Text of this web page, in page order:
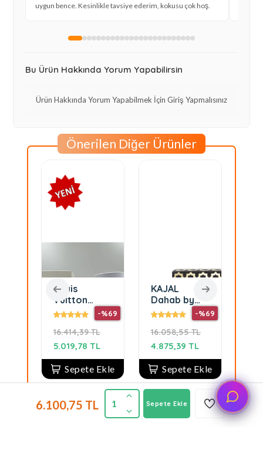
6.100,75 TL 1 Sepete Ekle
uygun bence. Kesinlikle tavsiye ederim, kokusu çok hoş.
Bu Ürün Hakkında Yorum Yapabilirsin
Ürün Hakkında Yorum Yapabilmek İçin Giriş Yapmalısınız
Önerilen Diğer Ürünler
Louis
Vuitton
Coeur
Battant Edp
Kadın
Parfüm
16.414,39 TL
-%69
5.019,78 TL
Sepete Ekle
KAJAL
Dahab by
kajal 100 ml
edpUnisex
16.058,55 TL
-%69
4.875,39 TL
Sepete Ekle